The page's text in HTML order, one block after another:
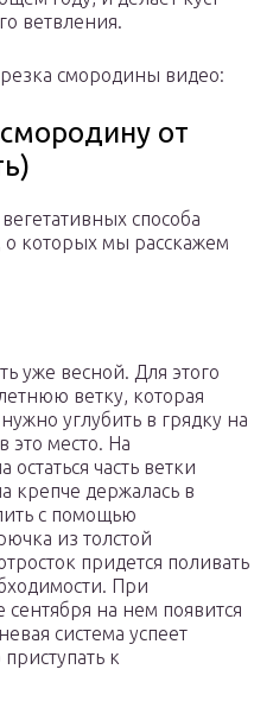
ветвления.
смородины видео:
от
способа
которых мы расскажем
уже весной. Для этого
ветку, которая
углубить в грядку на
это место. На
часть ветки
крепче держалась в
с помощью
из толстой
придется поливать
При
на нем появится
система успеет
к